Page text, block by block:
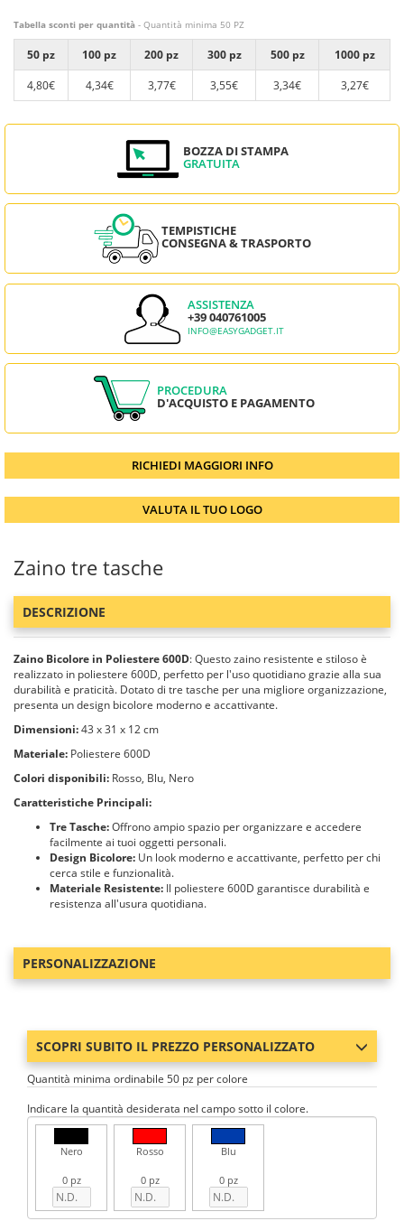
Tabella sconti per quantità - Quantità minima 50 PZ
50 pz 100 pz 200 pz 300 pz 500 pz
1000 pz
4,80€
4,34€ 3,77€ 3,55€ 3,34€ 3,27€
BOZZA DI STAMPA
GRATUITA
TEMPISTICHE
CONSEGNA & TRASPORTO
ASSISTENZA
+39 040761005
INFO@EASYGADGET.IT
PROCEDURA
D'ACQUISTO E PAGAMENTO
RICHIEDI MAGGIORI INFO
VALUTA IL TUO LOGO
Zaino tre tasche
DESCRIZIONE
Zaino Bicolore in Poliestere 600D: Questo zaino resistente e stiloso è
realizzato in poliestere 600D, perfetto per l'uso quotidiano grazie alla sua
durabilità e praticità. Dotato di tre tasche per una migliore organizzazione,
presenta un design bicolore moderno e accattivante.
Dimensioni:43 x 31 x 12 cm
Materiale: Poliestere 600D
Colori disponibili: Rosso, Blu, Nero
Caratteristiche Principali:
Tre Tasche:Offrono ampio spazio per organizzare e accedere
facilmente ai tuoi oggetti personali.
Design Bicolore: Un look moderno e accattivante, perfetto per chi
cerca stile e funzionalità.
Materiale Resistente: Il poliestere 600D garantisce durabilità e
resistenza all'usura quotidiana.
PERSONALIZZAZIONE
SCOPRI SUBITO IL PREZZO PERSONALIZZATO
Quantità minima ordinabile 50 pz per colore
Indicare la quantità desiderata nel campo sotto il colore.
Nero
0 pz
Rosso
0 pz
Blu
0 pz